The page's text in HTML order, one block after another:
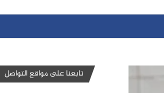
تابعنا على مواقع التواصل